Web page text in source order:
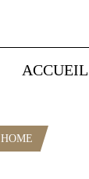
ACCUEIL
HOME